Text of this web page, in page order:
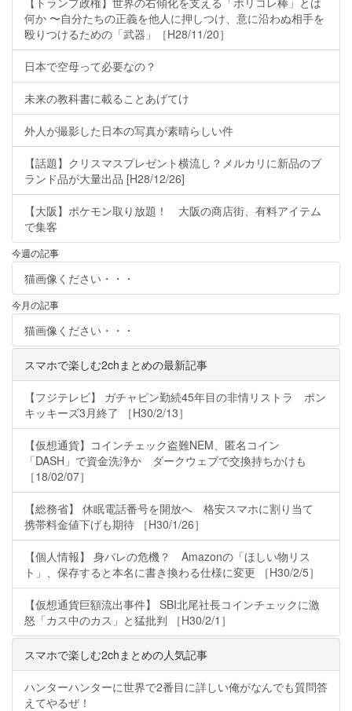
何か 〜自分たちの正義を他人に押しつけ、意に沿わぬ相手を
殴りつけるための「武器」［H28/11/20］
日本で空母って必要なの？
未来の教科書に載ることあげてけ
外人が撮影した日本の写真が素晴らしい件
【話題】クリスマスプレゼント横流し？メルカリに新品のブ
ランド品が大量出品 [H28/12/26]
【大阪】ポケモン取り放題！ 大阪の商店街、有料アイテム
で集客
今週の記事
猫画像ください・・・
今月の記事
猫画像ください・・・
スマホで楽しむ2chまとめの最新記事
【フジテレビ】 ガチャピン勤続45年目の非情リストラ ポン
キッキーズ3月終了 ［H30/2/13］
【仮想通貨】コインチェック盗難NEM、匿名コイン
「DASH」で資金洗浄か ダークウェブで交換持ちかけも
［18/02/07］
【総務省】 休眠電話番号を開放へ 格安スマホに割り当て
携帯料金値下げも期待 ［H30/1/26］
【個人情報】 身バレの危機？ Amazonの「ほしい物リス
ト」、保存すると本名に書き換わる仕様に変更 ［H30/2/5］
【仮想通貨巨額流出事件】 SBI北尾社長コインチェックに激
怒「カス中のカス」と猛批判 ［H30/2/1］
スマホで楽しむ2chまとめの人気記事
ハンターハンターに世界で2番目に詳しい俺がなんでも質問答
えてやるぜ！